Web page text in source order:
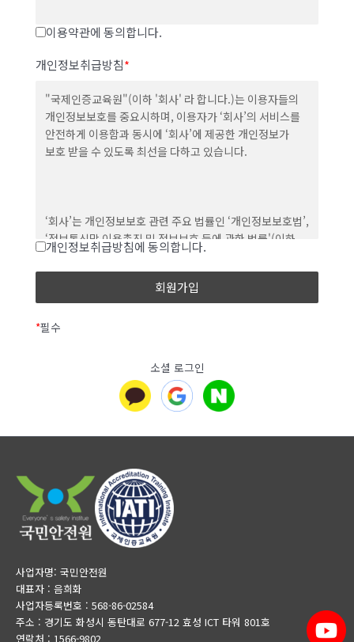
제 2조 (약관의 효력과 개정)
서비스 제공 행위 및 귀하의 서비스 사용 행위에 본 약관이
우선적으로 적용됩니다.
2. 회사는 본 약관을 사전 고지 없이 변경할 수 있고, 변경된
회원등록을 취소(회원탈퇴)할 수 있으며 계속 사용의
경우는 약관 변경에 대한 동의로 간주됩니다.
제 3조 (약관 외 준칙)
윤리강령, 프로그램보호법 및 기타 관련 법령의 규정에
이 약관에서 사용하는 용어의 정의는 다음과 같습니다.
1. 회원 : 서비스에 개인정보를 제공하여 회원등록을 한
자로서, 서비스의 정보를 지속적으로 제공받으며, 이용할
수 있는 자를 말합니다.
2. 이용자 : 본 약관에 따라 회사가 제공하는 서비스를 받는
회원 및 비회원을 말합니다.
이용약관에 동의합니다.
개인정보취급방침*
"국제인증교육원"(이하 '회사' 라 합니다.)는 이용자들의
개인정보보호를 중요시하며, 이용자가 ‘회사’의 서비스를
안전하게 이용함과 동시에 ‘회사’에 제공한 개인정보가
보호 받을 수 있도록 최선을 다하고 있습니다.
‘회사’는 개인정보보호 관련 주요 법률인 ‘개인정보보호법’,
‘정보통신망 이용촉진 및 정보보호 등에 관한 법률'(이하
‘정보통신망법’이라 함) 및 기타 관련 법규를 준수하고
있습니다.
이에 대해 관련 법률에 의거하여 ‘개인정보처리방침’을
정하여 사내에 비치하고, 홈페이지 첫 화면을 포함한 모든
보호를 위하여 어떤 조치를 취하고 있는지를 공개하여
이용자가 언제나 용이하게 열람하고 확인 할 수 있도록
통해 홈페이지에 공지하여 접속한 이용자가 쉽게 확인 할
수 있도록 하고 있으며, 사내에 변경된 내용을 게시하고
비치하여 방문 고객들이 언제나 쉽게 변경 된 내용을
확인할 수 있도록 적절한 조치를 취하고 있습니다. ‘회사’의
개인정보처리방침은 다음과 같은 내용을 담고 있습니다.
본 방침은부터 2022년 10월 1일부터 시행됩니다.
개인정보취급방침에 동의합니다.
*필수
소셜 로그인
사업자명: 국민안전원
대표자 : 음희화
사업자등록번호 : 568-86-02584
주소 : 경기도 화성시 동탄대로 677-12 효성 ICT 타워 801호
연락처 : 1566-9802